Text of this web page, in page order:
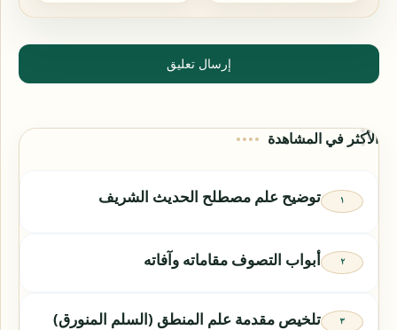
إرسال تعليق
الأكثر في المشاهدة
توضيح علم مصطلح الحديث الشريف
أبواب التصوف مقاماته وآفاته
تلخيص مقدمة علم المنطق (السلم المنورق)